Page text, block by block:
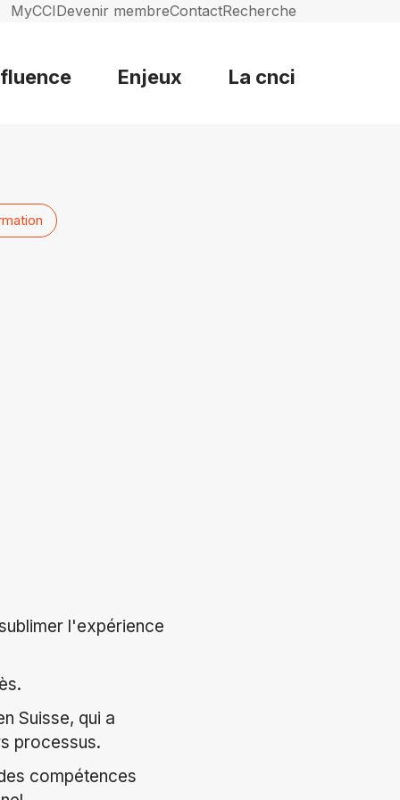
MyCCIDevenir membreContactRecherche
Enjeux La cnci
l'expérience
Suisse, qui a
processus.
compétences